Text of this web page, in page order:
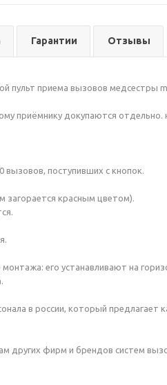
Гарантии Отзывы
пульт приема вызовов медсестры
приёмнику докупаются
поступивших с кнопок.
красным цветом).
его устанавливают на
в россии, который
других фирм и брендов систем